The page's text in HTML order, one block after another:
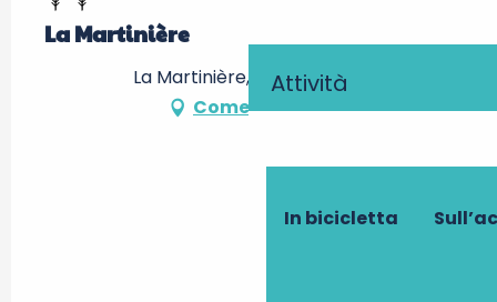
Attività
In bicicletta
La Martinière
La Martinière, 37140 Benais
Come arrivare